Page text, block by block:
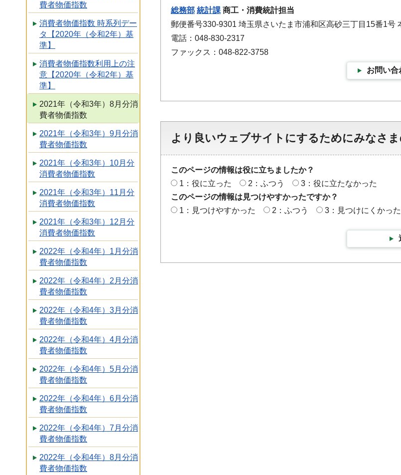
費者物価指数
消費者物価指数 時系列デー
タ【2020年（令和2年）基
準】
消費者物価指数利用上の注
意【2020年（令和2年）基
準】
2021年（令和3年）8月分消
費者物価指数
2021年（令和3年）9月分消
費者物価指数
2021年（令和3年）10月分
消費者物価指数
2021年（令和3年）11月分
消費者物価指数
2021年（令和3年）12月分
消費者物価指数
2022年（令和4年）1月分消
費者物価指数
2022年（令和4年）2月分消
費者物価指数
2022年（令和4年）3月分消
費者物価指数
2022年（令和4年）4月分消
費者物価指数
2022年（令和4年）5月分消
費者物価指数
2022年（令和4年）6月分消
費者物価指数
2022年（令和4年）7月分消
費者物価指数
2022年（令和4年）8月分消
費者物価指数
総務部 統計課 商工・消費統計担当
郵便番号330-9301 埼玉県さいたま市浦和区高砂三丁目15番1号
電話：048-830-2317
ファックス：048-822-3758
お問い合
より良いウェブサイトにするためにみなさ
このページの情報は役に立ちましたか？
1：役に立った
2：ふつう
3：役に立たなかった
このページの情報は見つけやすかったですか？
1：見つけやすかった
2：ふつう 3：見つけにくかった